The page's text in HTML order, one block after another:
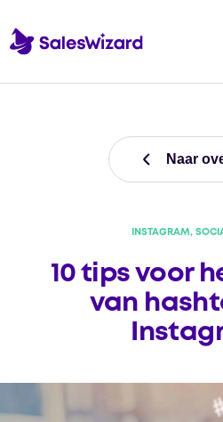
Naar
INSTAGRAM,
10 tips voor
van